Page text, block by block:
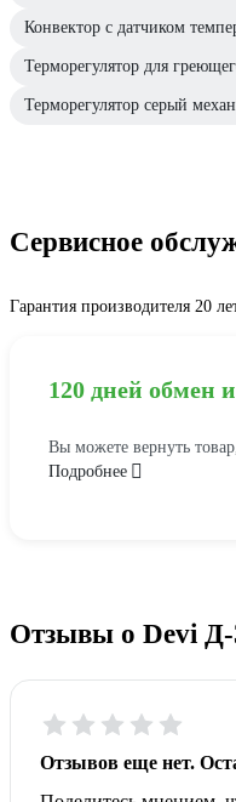
Конвектор с датчиком
Терморегулятор для
Терморегулятор серый
Сервисное
Гарантия производителя 20
120 дней обмен
Вы можете вернуть
Подробнее
Отзывы о Devi Д-
Отзывов еще нет.